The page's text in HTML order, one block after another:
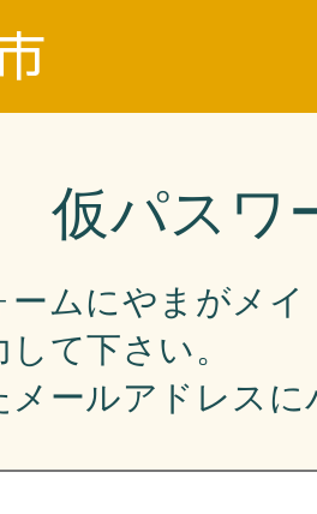
仮パスワ
ームにやまがメ
て下さい。
メールアドレス